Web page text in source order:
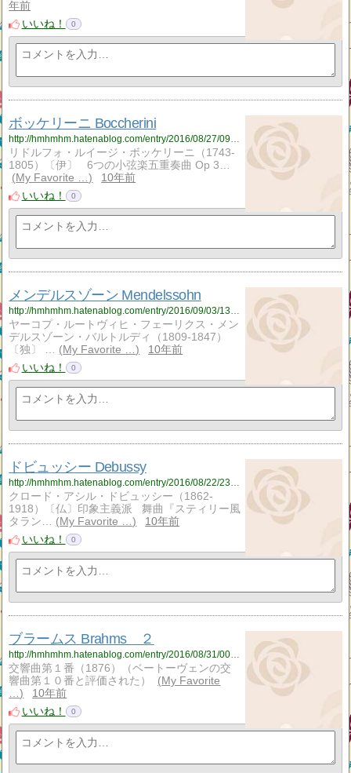
年前
いいね！
0
ボッケリーニ Boccherini
リドルフォ・ルイージ・ボッケリーニ（1743-
1805）〔伊〕 6つの小弦楽五重奏曲 Op 3…
My Favorite …
10年前
いいね！
0
メンデルスゾーン Mendelssohn
ヤーコプ・ルートヴィヒ・フェーリクス・メン
デルスゾーン・バルトルディ（1809-1847）
〔独〕 …
My Favorite …
10年前
いいね！
0
ドビュッシー Debussy
クロード・アシル・ドビュッシー（1862-
1918）〔仏〕印象主義派 舞曲『スティリー風
タラン…
My Favorite …
10年前
いいね！
0
ブラームス Brahms ２
交響曲第１番（1876）（ベートーヴェンの交
響曲第１０番と評価された）
My Favorite
…
10年前
いいね！
0